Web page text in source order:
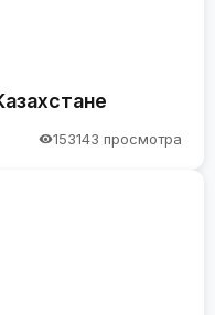
153143 просмотра